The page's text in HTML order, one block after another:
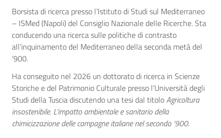
Borsista di ricerca presso l’Istituto di Studi sul Mediterraneo
– ISMed (Napoli) del Consiglio Nazionale delle Ricerche. Sta
conducendo una ricerca sulle politiche di contrasto
all’inquinamento del Mediterraneo della seconda metà del
‘900.
Ha conseguito nel 2026 un dottorato di ricerca in Scienze
Storiche e del Patrimonio Culturale presso l’Università degli
Studi della Tuscia discutendo una tesi dal titoloAgricoltura
insostenibile. L’impatto ambientale e sanitario della
chimicizzazione delle campagne italiane nel secondo ‘900.